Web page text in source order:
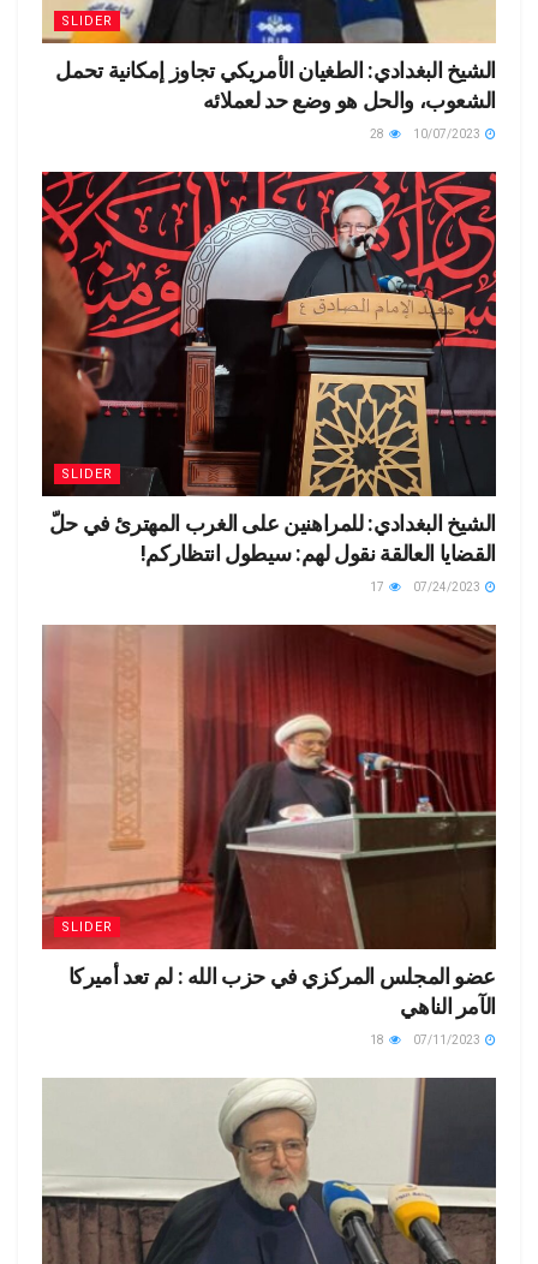
SLIDER
الشيخ البغدادي: الطغيان الأمريكي تجاوز إمكانية تحمل
الشعوب، والحل هو وضع حد لعملائه
SLIDER
الشيخ البغدادي: للمراهنين على الغرب المهترئ في حلّ
القضايا العالقة نقول لهم: سيطول انتظاركم!
SLIDER
عضو المجلس المركزي في حزب الله : لم تعد أميركا
الآمر الناهي